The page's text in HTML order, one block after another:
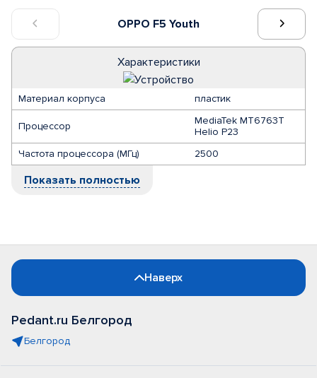
OPPO F5 Youth
Характеристики
Материал корпуса пластик
Процессор
MediaTek MT6763T
Helio P23
Частота процессора (МГц)
2500
Показать полностью
Наверх
Pedant.ru Белгород
Белгород